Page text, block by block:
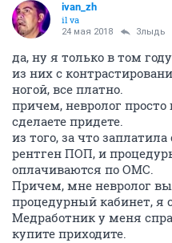
ivаn_zh
il va
24 мая 2018 Злыдь
да, ну я только в том
из них с
ногой, все платно.
причем, невролог
сделаете придете.
из того, за что
рентген ПОП, и
оплачиваются по ОМС.
Причем, мне невролог
процедурный кабинет, я
Медработник у меня
купите приходите.